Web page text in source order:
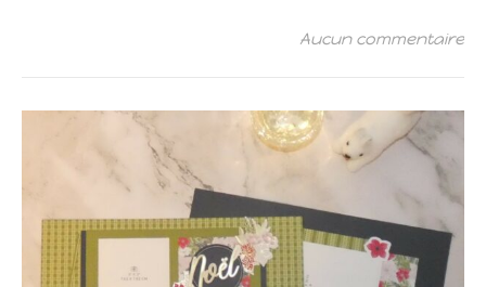
Aucun commentaire